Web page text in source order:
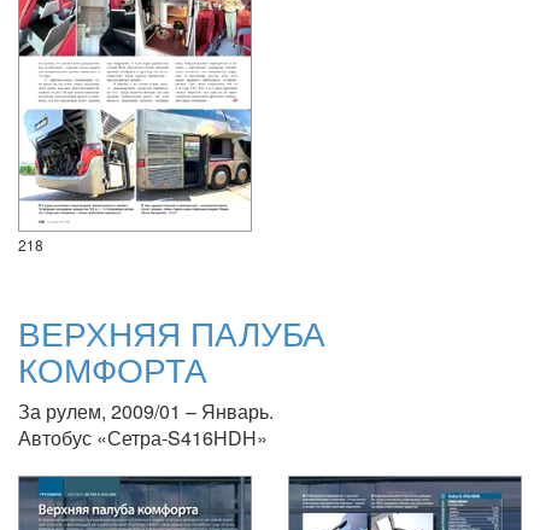
218
ВЕРХНЯЯ ПАЛУБА
КОМФОРТА
За рулем, 2009/01 – Январь.
Автобус «Сетра-S416HDH»